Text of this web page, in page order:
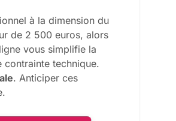
à la dimension du
de 2 500 euros, alors
vous simplifie la
technique.
. Anticiper ces